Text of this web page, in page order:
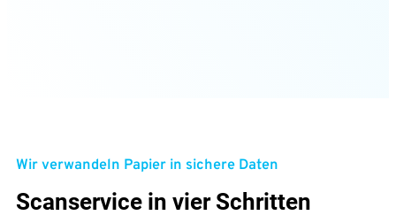
Wir verwandeln Papier in sichere Daten
Scanservice in vier Schritten